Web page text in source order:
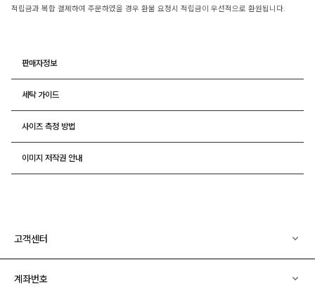
적립금과 복합 결제하여 주문하였을 경우 환불 요청시 적립금이 우선적으로 환원됩니다.
판매자정보
세탁 가이드
사이즈 측정 방법
이미지 저작권 안내
고객센터
계좌번호